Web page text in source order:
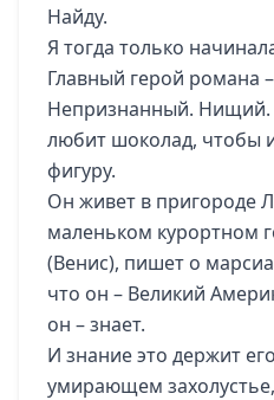
Найду.
Я тогда только
Главный герой романа
Непризнанный. Нищий.
любит шоколад, чтобы
фигуру.
Он живет в пригороде
маленьком курортном
(Венис), пишет о
что он – Великий
он – знает.
И знание это держит
умирающем